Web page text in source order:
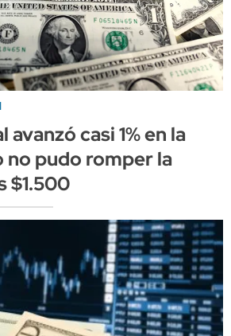
casi 1% en la
no pudo romper la
$1.500